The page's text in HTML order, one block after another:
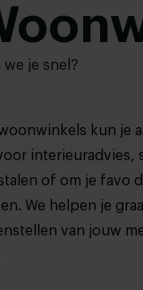
we je snel?
kun je
interieuradvies,
of om je favo
We helpen je
van jouw